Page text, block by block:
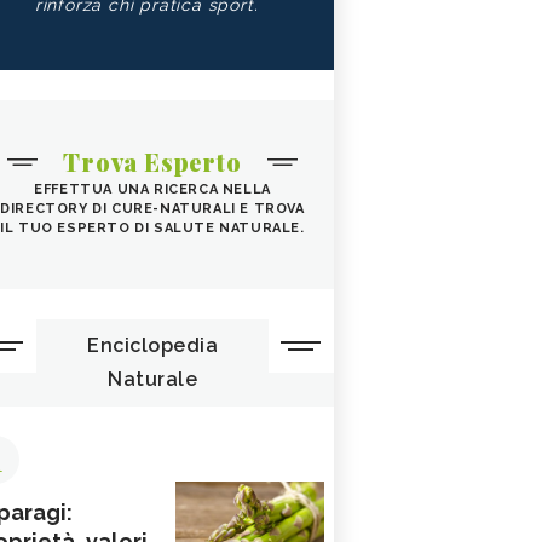
rinforza chi pratica sport.
Trova Esperto
EFFETTUA UNA RICERCA NELLA
DIRECTORY DI CURE-NATURALI E TROVA
IL TUO ESPERTO DI SALUTE NATURALE.
Enciclopedia
Naturale